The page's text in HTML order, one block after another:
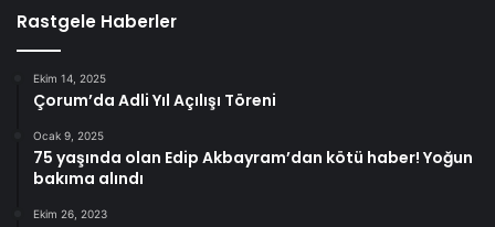
Rastgele Haberler
Ekim 14, 2025
Çorum’da Adli Yıl Açılışı Töreni
Ocak 9, 2025
75 yaşında olan Edip Akbayram’dan kötü haber! Yoğun
bakıma alındı
Ekim 26, 2023